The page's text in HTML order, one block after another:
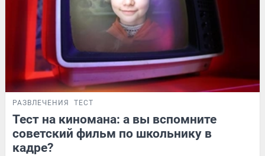
РАЗВЛЕЧЕНИЯ ТЕСТ
Тест на киномана: а вы вспомните
советский фильм по школьнику в
кадре?